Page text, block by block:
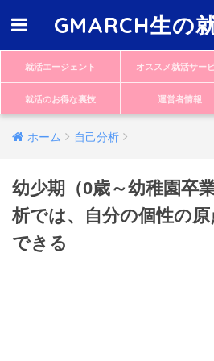
GMARCH生の
就活エージェント オススメ就活サー
就活のお得な裏技 運営者情報
ホーム 自己分析
幼少期（0歳～幼稚園卒
析では、自分の個性の
できる